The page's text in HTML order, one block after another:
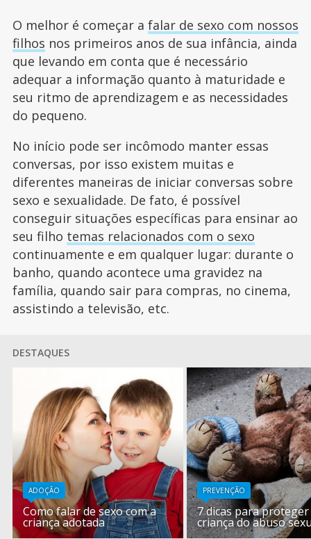
O melhor é começar a falar de sexo com nossos
filhos nos primeiros anos de sua infância, ainda
que levando em conta que é necessário
adequar a informação quanto à maturidade e
seu ritmo de aprendizagem e as necessidades
do pequeno.
No início pode ser incômodo manter essas
conversas, por isso existem muitas e
diferentes maneiras de iniciar conversas sobre
sexo e sexualidade. De fato, é possível
conseguir situações específicas para ensinar ao
seu filho temas relacionados com o sexo
continuamente e em qualquer lugar: durante o
banho, quando acontece uma gravidez na
família, quando sair para compras, no cinema,
assistindo a televisão, etc.
DESTAQUES
ADOÇÃO
Como falar de sexo com a
criança adotada
PREVENÇÃO
7 dicas para proteger
criança do abuso